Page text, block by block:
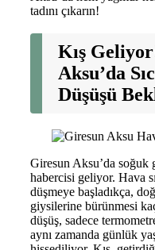
tadını çıkarın!
Kış
Aksu’da
Düşüşü
Giresun Aksu’da soğuk
habercisi geliyor. Hava
düşmeye başladıkça,
giysilerine bürünmesi
düşüş, sadece
aynı zamanda günlük